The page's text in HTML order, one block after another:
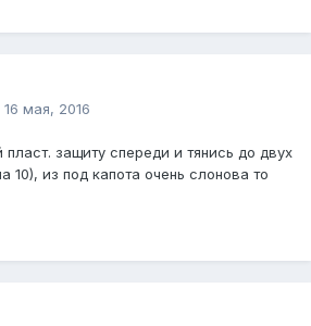
16 мая, 2016
пласт. защиту спереди и тянись до двух
10), из под капота очень слонова то